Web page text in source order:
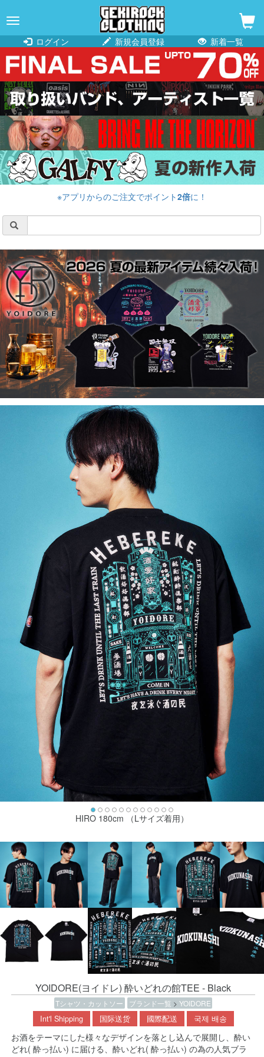
navigation
ログイン
新規会員登録 新着一覧
※アプリからのご注文でポイント2倍に！
HIRO 180cm （Lサイズ着用）
YOIDORE(ヨイドレ) 酔いどれの館TEE - Black
Tシャツ・カットソー ブランド一覧 > YOIDORE
Int'l Shipping 国际送货 國際配送 국제 배송
お酒をテーマにした様々なデザインを落とし込んで展開し、酔い
どれ( 酔っ払い) に届ける、酔いどれ( 酔っ払い) の為の人気ブラ